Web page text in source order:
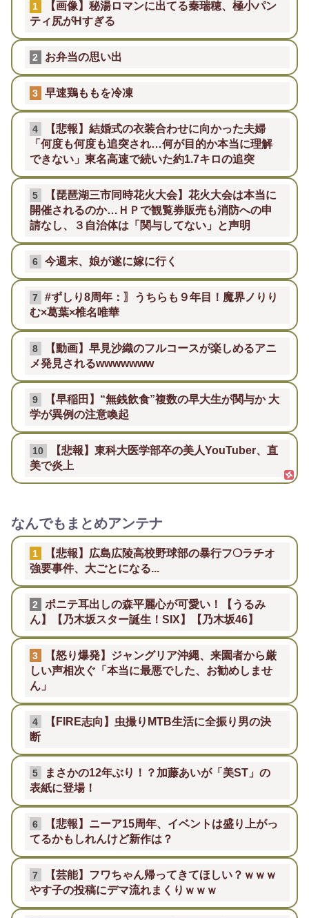
1
【画像】秘湯ロマンに出てる秦瑞穂、極小パン
ティ尻がHすぎる
2 お弁当の思い出
3 早速鶏ももを冷凍
4
【悲報】結婚式の衣装合わせに向かった夫婦
「何度も何度も追突され…何が目的か本当に理解
できない」東名高速で続いた約1.7キロの追突
5
【琵琶湖三市同時花火大会】花火大会は本当に
開催されるのか…ＨＰで観覧券販売も消防への申
請なし、３自治体は「関与してない」と声明
6 今週末、娘が遂に嫁に行く
7
#ずしり8周年：〗うちらも９年目！魔界ノりり
む×葛葉×椎名唯華
8
【動画】早見沙織のフルコースが楽しめるアニ
メ発見されるwwwwwww
9
【早稲田】“無銭飲食”複数の早大生が関与か 大
学が異例の注意喚起
10
【悲報】東科大医学部卒の美人YouTuber、直
美で炎上
なんでもまとめアンテナ
1
【悲報】広島広陵高校野球部の暴行フ❍ラチオ
強要事件、大ごとになる...
2
ポニテ耳出しの森平麗心が可愛い！【うるみ
ん】【乃木坂スター誕生！SIX】【乃木坂46】
3
【怒り爆発】ジャングリア沖縄、来園者から厳
しい声相次ぐ「本当に最悪でした、お勧めしませ
ん」
4
【FIRE志向】虫撮りMTB生活に全振り男の決
断
5
まさかの12年ぶり！？加藤あいが「美ST」の
表紙に登場！
6
【悲報】ニーア15周年、イベントは盛り上がっ
てるかもしれんけど新作は？
7
【芸能】フワちゃん帰ってきてほしい？ｗｗｗ
やす子の投稿にデマ流れまくりｗｗｗ